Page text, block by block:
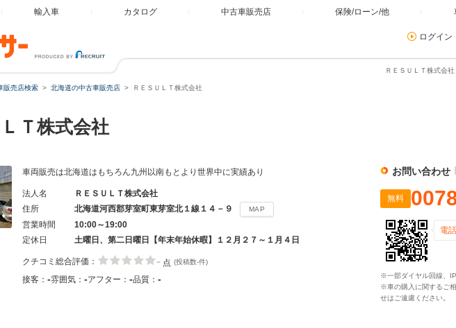
輸入車 カタログ 中古車販売店 保険/ローン/他
ログイン
ＲＥＳＵＬＴ株式会
販売店検索 北海道の中古車販売店 ＲＥＳＵＬＴ株式会社
ＬＴ株式会社
車両販売は北海道はもちろん九州以南もとより世界中に実績あり
法人名
ＲＥＳＵＬＴ株式会社
住所
北海道河西郡芽室町東芽室北１線１４－９ MAP
営業時間
10:00～19:00
定休日
土曜日、第二日曜日【年末年始休暇】１２月２７～１月４日
クチコミ総合評価： - 点 (投稿数-件)
接客： -雰囲気： -アフター： -品質： -
お問い合わせ
無料
電
※一部ダイヤル回線、IP
※車の購入に関するご
せはご遠慮ください。